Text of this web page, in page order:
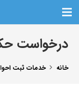
درخواست
خانه خدمات ثبت